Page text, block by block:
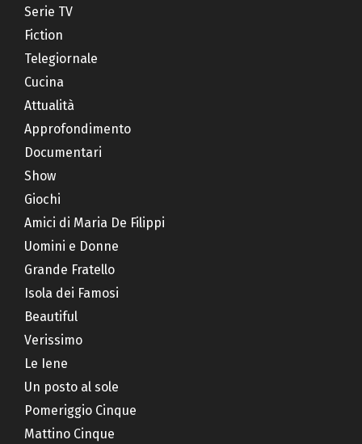
Serie TV
Fiction
Telegiornale
Cucina
Attualità
Approfondimento
Documentari
Show
Giochi
Amici di Maria De Filippi
Uomini e Donne
Grande Fratello
Isola dei Famosi
Beautiful
Verissimo
Le Iene
Un posto al sole
Pomeriggio Cinque
Mattino Cinque